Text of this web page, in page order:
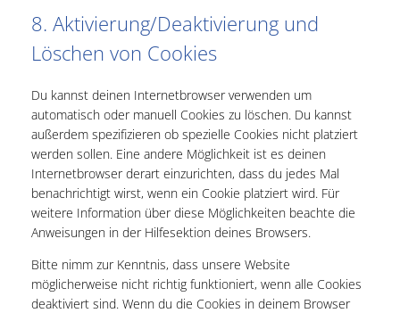
8. Aktivierung/Deaktivierung und
Löschen von Cookies
Du kannst deinen Internetbrowser verwenden um
automatisch oder manuell Cookies zu löschen. Du kannst
außerdem spezifizieren ob spezielle Cookies nicht platziert
werden sollen. Eine andere Möglichkeit ist es deinen
Internetbrowser derart einzurichten, dass du jedes Mal
benachrichtigt wirst, wenn ein Cookie platziert wird. Für
weitere Information über diese Möglichkeiten beachte die
Anweisungen in der Hilfesektion deines Browsers.
Bitte nimm zur Kenntnis, dass unsere Website
möglicherweise nicht richtig funktioniert, wenn alle Cookies
deaktiviert sind. Wenn du die Cookies in deinem Browser